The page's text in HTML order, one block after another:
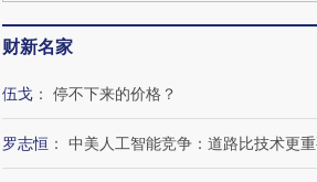
财新名家
伍戈 ： 停不下来的价格？
罗志恒 ： 中美人工智能竞争：道路比技术更